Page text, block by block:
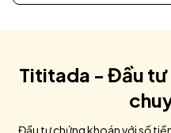
Tititada - Đầu tư
Đầu tư chứng khoán với số